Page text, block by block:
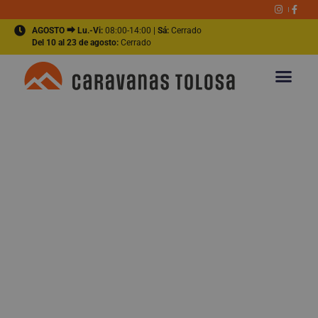
AGOSTO ⮕ Lu.-Vi: 08:00-14:00 | Sá: Cerrado
Del 10 al 23 de agosto: Cerrado